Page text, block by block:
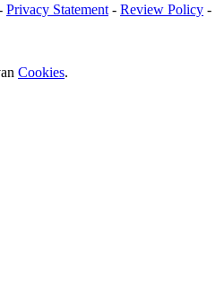
Privacy Statement - Review Policy -
Cookies.